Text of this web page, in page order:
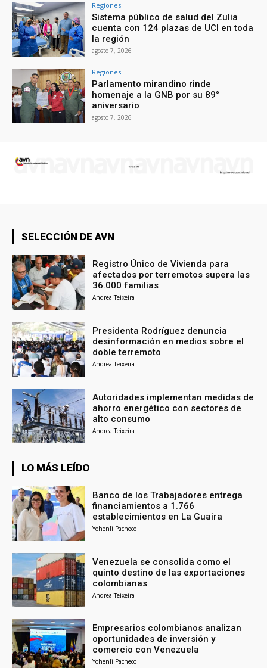
Regiones
Sistema público de salud del Zulia
cuenta con 124 plazas de UCI en toda
la región
agosto 7, 2026
Regiones
Parlamento mirandino rinde
homenaje a la GNB por su 89°
aniversario
agosto 7, 2026
SELECCIÓN DE AVN
Registro Único de Vivienda para
afectados por terremotos supera las
36.000 familias
Andrea Teixeira
Presidenta Rodríguez denuncia
desinformación en medios sobre el
doble terremoto
Andrea Teixeira
Autoridades implementan medidas de
ahorro energético con sectores de
alto consumo
Andrea Teixeira
LO MÁS LEÍDO
Banco de los Trabajadores entrega
financiamientos a 1.766
establecimientos en La Guaira
Yohenli Pacheco
Venezuela se consolida como el
quinto destino de las exportaciones
colombianas
Andrea Teixeira
Empresarios colombianos analizan
oportunidades de inversión y
comercio con Venezuela
Yohenli Pacheco